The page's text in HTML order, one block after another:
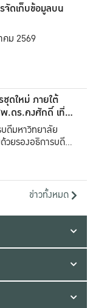
จัดเก็บข้อมูลบน
คม 2569
ดใหม่ ภายใต้
.ดร.คงศักดิ์ เที่ยง
ดีมหาวิทยาลัย
ยรองอธิการบดีทั้ง
ข่าวทั้งหมด